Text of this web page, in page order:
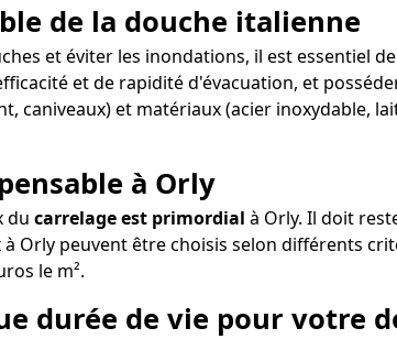
de la douche italienne
et éviter les inondations, il est essentiel
et de rapidité d'évacuation, et
caniveaux) et matériaux (acier inoxydable,
à Orly
du carrelage est primordial à Orly. Il doit
Orly peuvent être choisis selon différents
le m².
durée de vie pour votre